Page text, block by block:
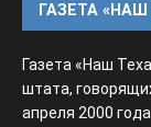
ГАЗЕТА
Газета «Наш
штата,
апреля 2000